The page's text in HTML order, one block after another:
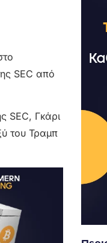
SEC από
SEC, Γκάρι
του Τραμπ